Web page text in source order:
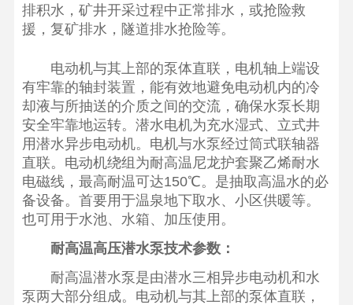
排积水，矿井开采过程中正常排水，或抢险救
援，复矿排水，隧道排水抢险等。
电动机与其上部的泵体直联，电机轴上端设
有牢靠的轴封装置，能有效地避免电动机内的冷
却液与所抽送的介质之间的交流，确保水泵长期
安全牢靠地运转。潜水电机为充水湿式、立式井
用潜水异步电动机。电机与水泵经过筒式联轴器
直联。电动机绕组为耐高温尼龙护套聚乙烯耐水
电磁线，最高耐温可达150℃。是抽取高温水的必
备设备。首要用于温泉地下取水、小区供暖等。
也可用于水池、水箱、加压使用。
耐高温高压潜水泵技术参数：
耐高温潜水泵是由潜水三相异步电动机和水
泵两大部分组成。电动机与其上部的泵体直联，